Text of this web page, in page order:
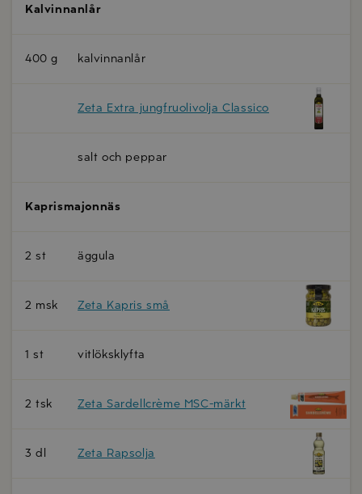
Kalvinnanlår
400 g kalvinnanlår
Zeta Extra jungfruolivolja Classico
salt och peppar
Kaprismajonnäs
2 st äggula
2 msk Zeta Kapris små
1 st vitlöksklyfta
2 tsk Zeta Sardellcrème MSC-märkt
3 dl Zeta Rapsolja